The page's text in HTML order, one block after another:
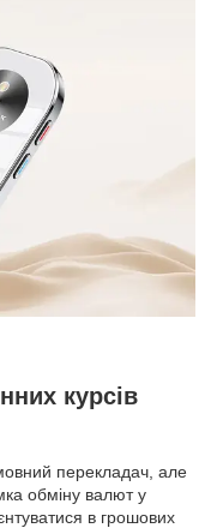
курсів
перекладач, але
обміну валют у
в грошових